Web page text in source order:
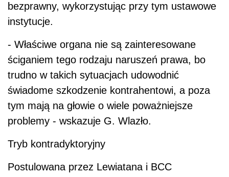
bezprawny, wykorzystując przy tym ustawowe
instytucje.
- Właściwe organa nie są zainteresowane
ściganiem tego rodzaju naruszeń prawa, bo
trudno w takich sytuacjach udowodnić
świadome szkodzenie kontrahentowi, a poza
tym mają na głowie o wiele poważniejsze
problemy - wskazuje G. Wlazło.
Tryb kontradyktoryjny
Postulowana przez Lewiatana i BCC